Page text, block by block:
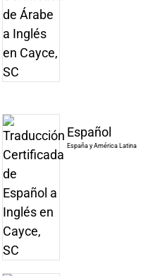
Español
España y América Latina